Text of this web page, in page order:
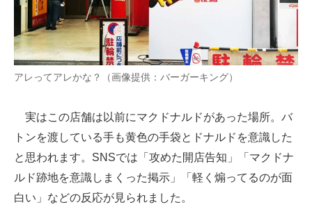
アレってアレかな？（画像提供：バーガーキング）
実はこの店舗は以前にマクドナルドがあった場所。バ
トンを渡している手も黄色の手袋とドナルドを意識した
と思われます。SNSでは「攻めた開店告知」「マクドナ
ルド跡地を意識しまくった掲示」「軽く煽ってるのが面
白い」などの反応が見られました。